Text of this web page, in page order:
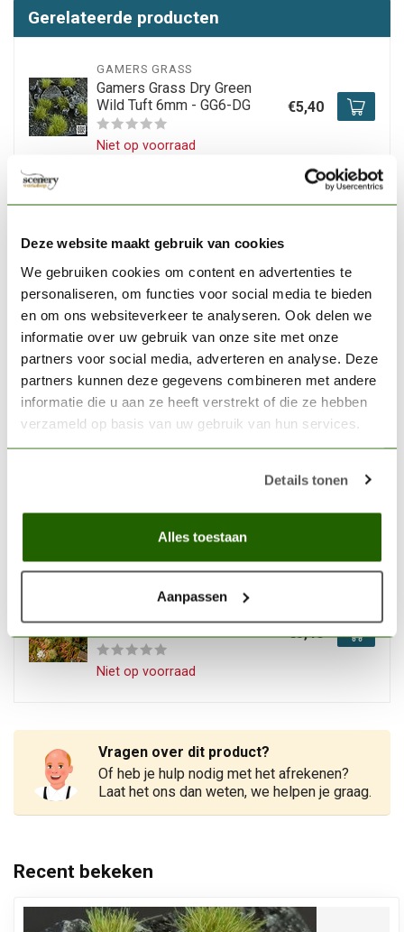
Deze website maakt gebruik van cookies
We gebruiken cookies om content en advertenties te
personaliseren, om functies voor social media te bieden
en om ons websiteverkeer te analyseren. Ook delen we
informatie over uw gebruik van onze site met onze
partners voor social media, adverteren en analyse. Deze
partners kunnen deze gegevens combineren met andere
informatie die u aan ze heeft verstrekt of die ze hebben
verzameld op basis van uw gebruik van hun services.
Details tonen
Alles toestaan
Aanpassen
Gerelateerde producten
GAMERS GRASS
Gamers Grass Dry Green
Wild Tuft 6mm - GG6-DG
Niet op voorraad
€5,40
LG
Op voorraad
GAMERS GRASS
Gamers Grass Light Green
Wild Tuft 4mm - GG4-LG
Niet op voorraad
€5,40
Gamers Grass Mixed Green
Niet op voorraad
GAMERS GRASS
Niet op voorraad
€5,40
Vragen over dit product?
Of heb je hulp nodig met het afrekenen?
Laat het ons dan weten, we helpen je graag.
Recent bekeken